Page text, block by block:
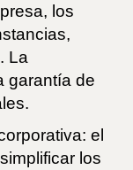
los
La
garantía de
el
los